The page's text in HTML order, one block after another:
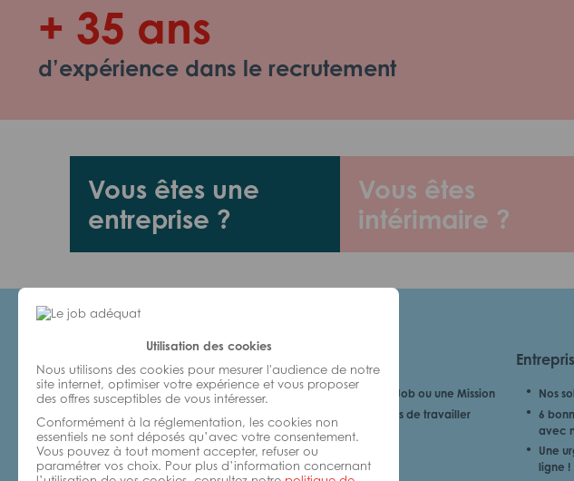
Utilisation des cookies
Nous utilisons des cookies pour mesurer l'audience de notre
site internet, optimiser votre expérience et vous proposer
des offres susceptibles de vous intéresser.
Conformément à la réglementation, les cookies non
essentiels ne sont déposés qu’avec votre consentement.
Vous pouvez à tout moment accepter, refuser ou
paramétrer vos choix. Pour plus d’information concernant
+ 35 ans
d’expérience dans le recrutement
Vous êtes une
entreprise ?
Vous êtes
intérimaire ?
Je cherche un Job ou une Mission
6 bonnes raisons de travailler
avec nous
Nos
6
avec
Une
ligne !